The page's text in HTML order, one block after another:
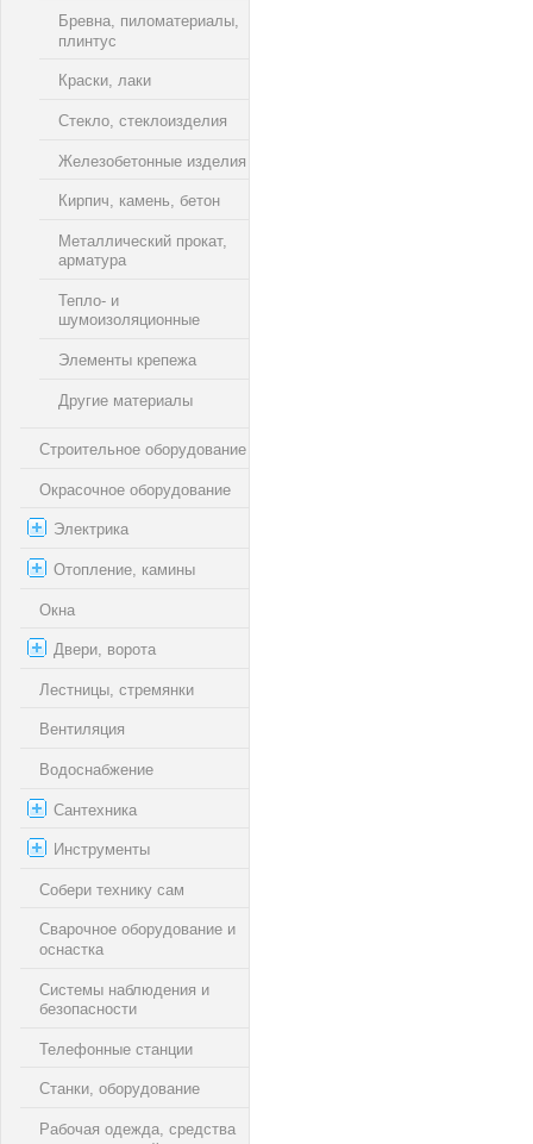
Бревна, пиломатериалы,
плинтус
Краски, лаки
Стекло, стеклоизделия
Железобетонные изделия
Кирпич, камень, бетон
Металлический прокат,
арматура
Тепло- и
шумоизоляционные
Элементы крепежа
Другие материалы
Строительное оборудование
Окрасочное оборудование
Электрика
Отопление, камины
Окна
Двери, ворота
Лестницы, стремянки
Вентиляция
Водоснабжение
Сантехника
Инструменты
Собери технику сам
Сварочное оборудование и
оснастка
Системы наблюдения и
безопасности
Телефонные станции
Станки, оборудование
Рабочая одежда, средства